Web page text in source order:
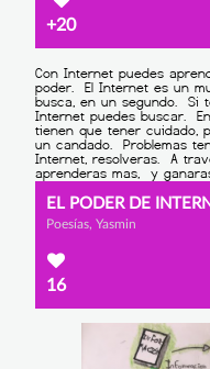
+20
EL PODER DE
Poesías, Yasmin
16